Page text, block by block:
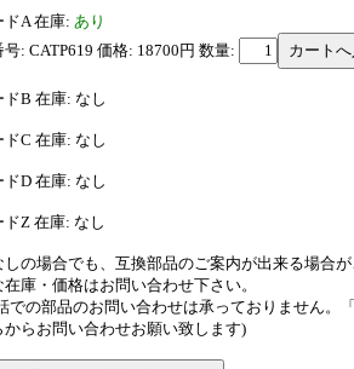
ドA 在庫: あり
: CATP619 価格: 18700円 数量:
ドB 在庫: なし
ドC 在庫: なし
ドD 在庫: なし
ドZ 在庫: なし
しの場合でも、互換部品のご案内が出来る場合
庫・価格はお問い合わせ下さい。
での部品のお問い合わせは承っておりません。
からお問い合わせお願い致します)